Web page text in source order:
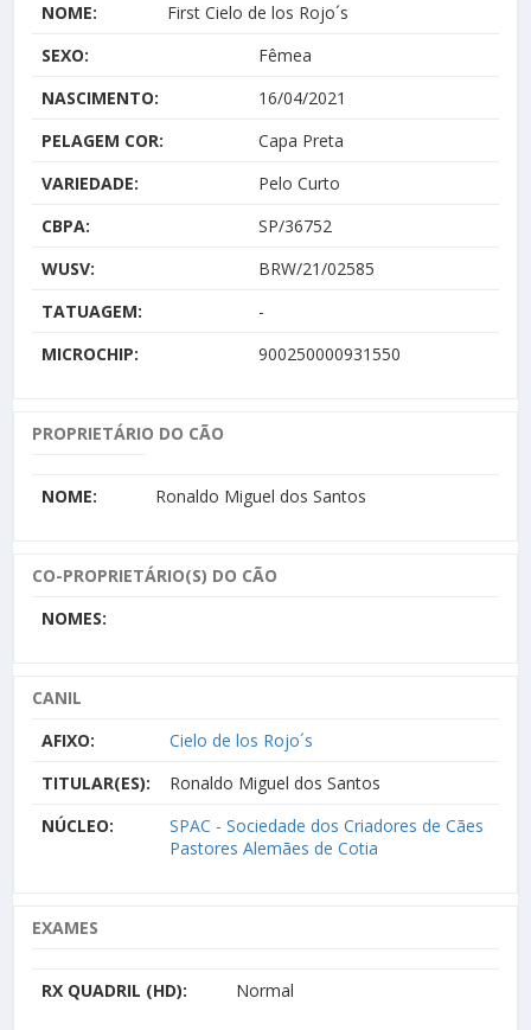
NOME:
First Cielo de los Rojo´s
SEXO:
Fêmea
NASCIMENTO:
16/04/2021
PELAGEM COR:
Capa Preta
VARIEDADE:
Pelo Curto
CBPA:
SP/36752
WUSV:
BRW/21/02585
TATUAGEM:
-
MICROCHIP:
900250000931550
PROPRIETÁRIO DO CÃO
NOME: Ronaldo Miguel dos Santos
CO-PROPRIETÁRIO(S) DO CÃO
NOMES:
CANIL
AFIXO:
Cielo de los Rojo´s
TITULAR(ES):
Ronaldo Miguel dos Santos
NÚCLEO:
SPAC - Sociedade dos Criadores de Cães
Pastores Alemães de Cotia
EXAMES
RX QUADRIL (HD): Normal